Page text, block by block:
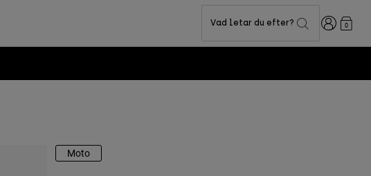
Vad letar du efter? Login0
Moto